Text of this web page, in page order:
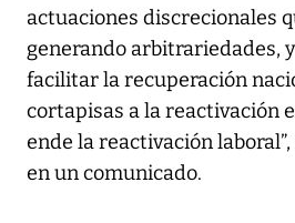
actuaciones discrecionales
generando arbitrariedades,
facilitar la recuperación
cortapisas a la reactivación
ende la reactivación
en un comunicado.